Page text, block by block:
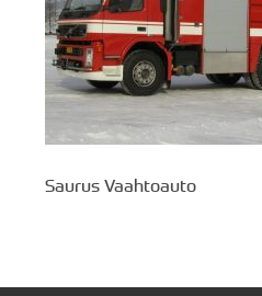
Saurus Vaahtoauto